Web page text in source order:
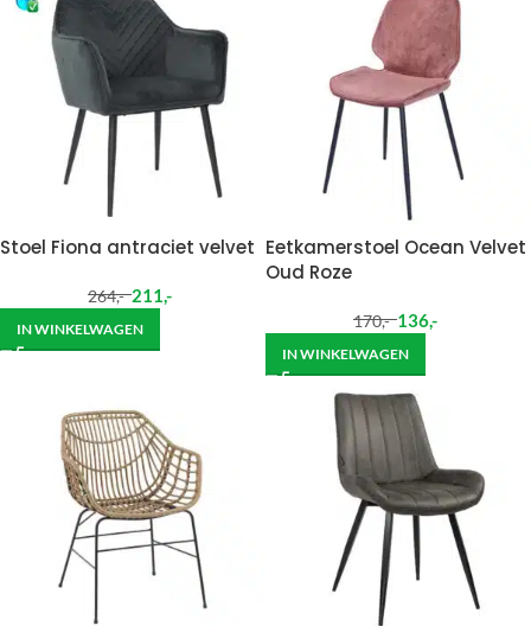
Stoel Fiona antraciet velvet
264,- 211,-
IN WINKELWAGEN
Eetkamerstoel Ocean Velvet
Oud Roze
170,- 136,-
IN WINKELWAGEN